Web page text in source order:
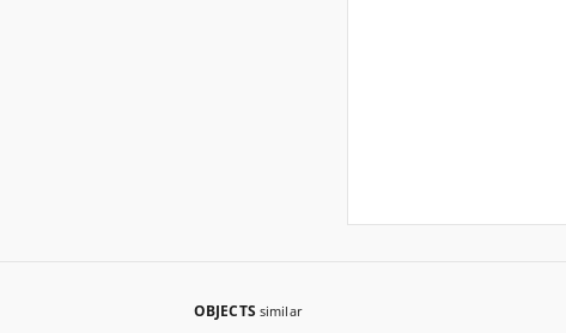
OBJECTS similar